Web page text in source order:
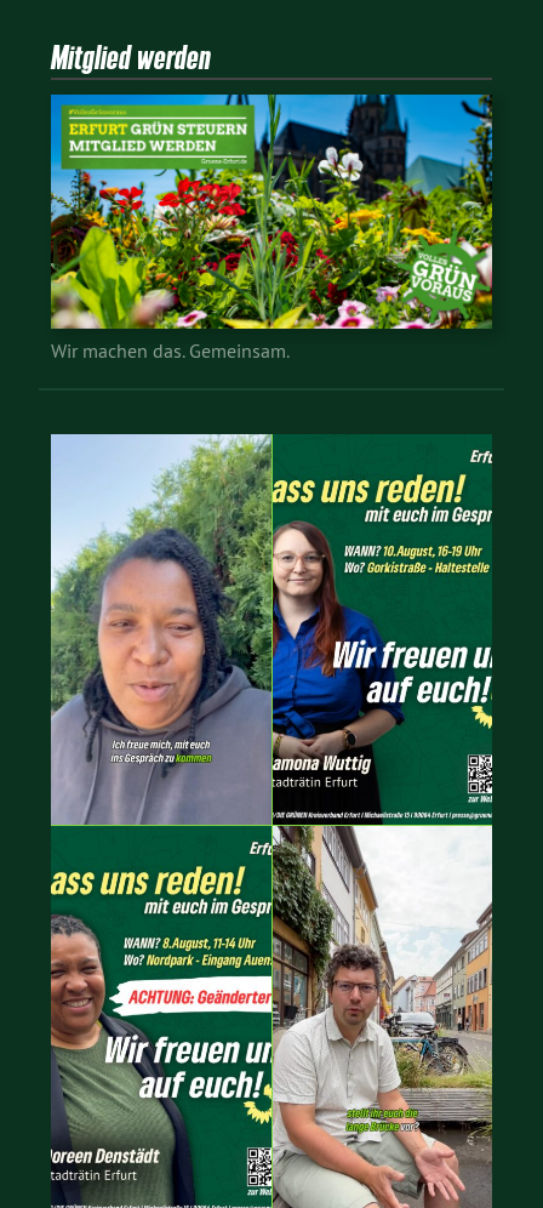
Mitglied werden
Wir machen das. Gemeinsam.